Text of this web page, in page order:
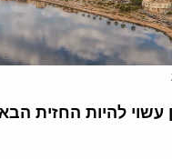
עשוי להיות החזית